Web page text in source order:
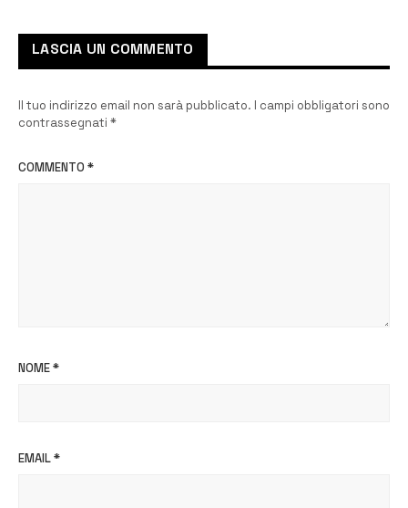
LASCIA UN COMMENTO
Il tuo indirizzo email non sarà pubblicato. I campi obbligatori sono
contrassegnati *
COMMENTO *
NOME*
EMAIL*